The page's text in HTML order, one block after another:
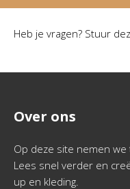
Heb je vragen? Stuur
Over ons
Op deze site nemen
Lees snel verder en
up en kleding.